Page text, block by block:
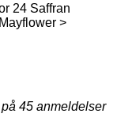
24 Saffran
>
45 anmeldelser